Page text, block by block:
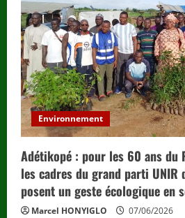
Environnement
Adétikopé : pour les 60 ans du
les cadres du grand parti UNIR
posent un geste écologique en
Marcel HONYIGLO 07/06/2026